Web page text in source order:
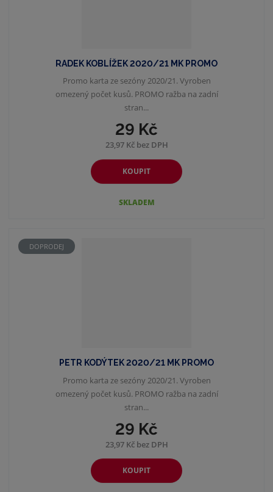
RADEK KOBLÍŽEK 2020/21 MK PROMO
29 Kč
23,97 Kč bez DPH
KOUPIT
SKLADEM
Promo karta ze sezóny 2020/21. Vyroben
omezený počet kusů. PROMO ražba na zadní
stran...
DOPRODEJ
PETR KODÝTEK 2020/21 MK PROMO
29 Kč
23,97 Kč bez DPH
KOUPIT
Promo karta ze sezóny 2020/21. Vyroben
omezený počet kusů. PROMO ražba na zadní
stran...